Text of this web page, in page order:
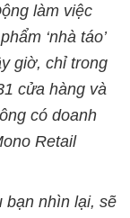
làm việc
‘nhà táo’
giờ, chỉ trong
cửa hàng và
có doanh
Retail
bạn nhìn lại, sẽ